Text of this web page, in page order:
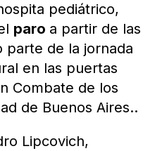
pediátrico,
paro a partir de las
parte de la jornada
en las puertas
Combate de los
de Buenos Aires..
Lipcovich,